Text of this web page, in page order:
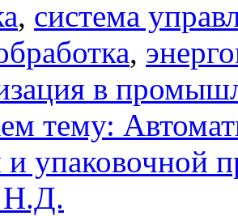
, система
,
в
тему:
упаковочной
Н.Д.